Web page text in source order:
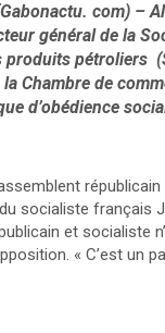
com) –
général de la
produits pétroliers
Chambre de
d’obédience
socialiste français
et socialiste
« C’est un